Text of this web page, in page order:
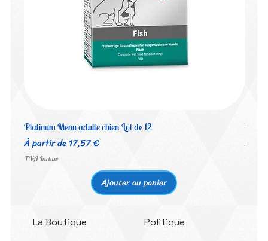
Platinum Menu adulte chien Lot de 12
À partir de17,57 €
Prix promotionnel
TVA Incluse
Ajouter au panier
À
Prix
TVA
La Boutique Politique